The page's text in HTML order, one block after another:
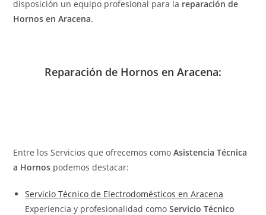
disposición un equipo profesional para la reparación de
Hornos en Aracena.
Reparación de Hornos en Aracena:
Entre los Servicios que ofrecemos comoAsistencia Técnica
a Hornos podemos destacar:
Servicio Técnico de Electrodomésticos en Aracena
Experiencia y profesionalidad comoServicio Técnico